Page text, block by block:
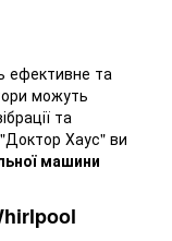
ефективне та
можуть
та
"Доктор Хаус" ви
машини